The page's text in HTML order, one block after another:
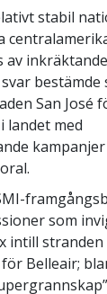
stabil
av
bestämde
San José
landet med
som
intill stranden
Belleair;